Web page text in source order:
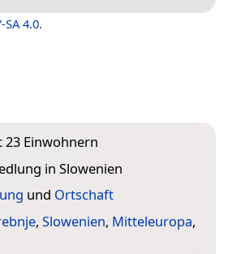
SA 4.0.
Einwohnern
in Slowenien
und Ortschaft
, Slowenien, Mitteleuropa,